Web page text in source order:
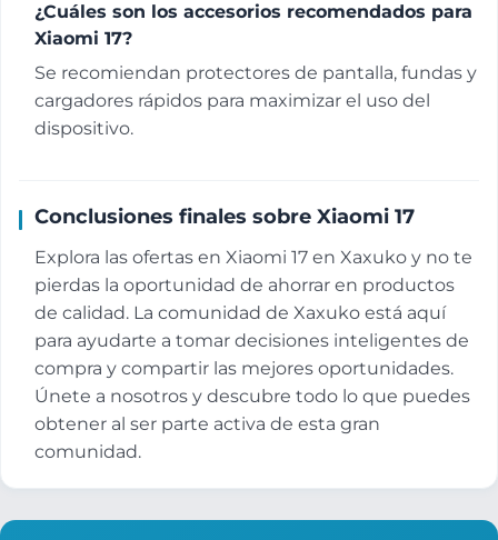
¿Cuáles son los accesorios recomendados para
Xiaomi 17?
Se recomiendan protectores de pantalla, fundas y
cargadores rápidos para maximizar el uso del
dispositivo.
Conclusiones finales sobre Xiaomi 17
Explora las ofertas en Xiaomi 17 en Xaxuko y no te
pierdas la oportunidad de ahorrar en productos
de calidad. La comunidad de Xaxuko está aquí
para ayudarte a tomar decisiones inteligentes de
compra y compartir las mejores oportunidades.
Únete a nosotros y descubre todo lo que puedes
obtener al ser parte activa de esta gran
comunidad.